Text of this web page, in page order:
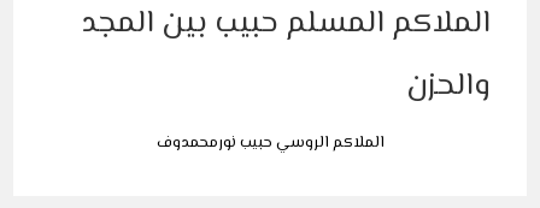
والحزن
مغلقة
الملاكم الروسي حبيب نورمحمدوف